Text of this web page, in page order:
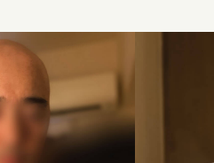
症防止対策について